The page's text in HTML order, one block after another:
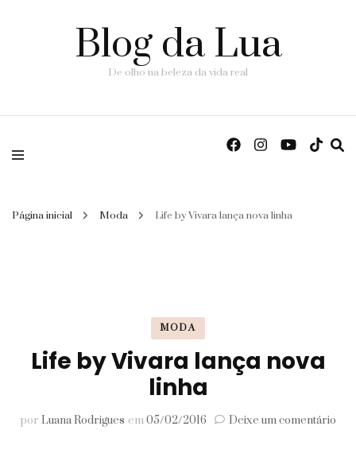
Blog da Lua
De olho na beleza da vida real
Página inicial Moda Life by Vivara lança nova linha
MODA
Life by Vivara lança nova
linha
por Luana Rodrigues em05/02/2016 Deixe um comentárioem